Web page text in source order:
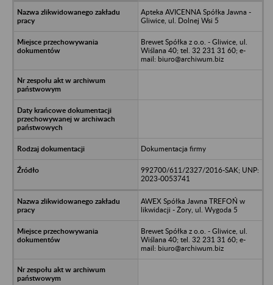
Apteka AVICENNA Spółka Jawna -
Gliwice, ul. Dolnej Wsi 5
Brewet Spółka z o.o. - Gliwice, ul.
Wiślana 40; tel. 32 231 31 60; e-
mail: biuro@archiwum.biz
Dokumentacja firmy
992700/611/2327/2016-SAK; UNP:
2023-0053741
AWEX Spółka Jawna TREFOŃ w
likwidacji - Żory, ul. Wygoda 5
Brewet Spółka z o.o. - Gliwice, ul.
Wiślana 40; tel. 32 231 31 60; e-
mail: biuro@archiwum.biz